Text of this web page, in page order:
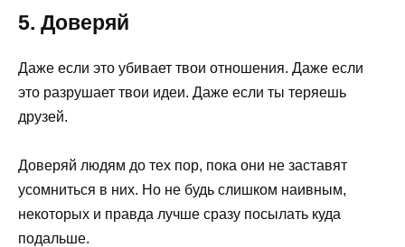
5. Доверяй
Даже если это убивает твои отношения. Даже если
это разрушает твои идеи. Даже если ты теряешь
друзей.
Доверяй людям до тех пор, пока они не заставят
усомниться в них. Но не будь слишком наивным,
некоторых и правда лучше сразу посылать куда
подальше.